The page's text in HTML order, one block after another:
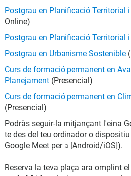
Postgrau en Planificació Territorial
Online)
Postgrau en Planificació Territorial i
Postgrau en Urbanisme Sostenible
Curs de formació permanent en
Planejament (Presencial)
Curs de formació permanent en
(Presencial)
Podràs seguir-la mitjançant l'eina
te des del teu ordinador o
Google Meet per a [Android/iOS]).
Reserva la teva plaça ara omplint